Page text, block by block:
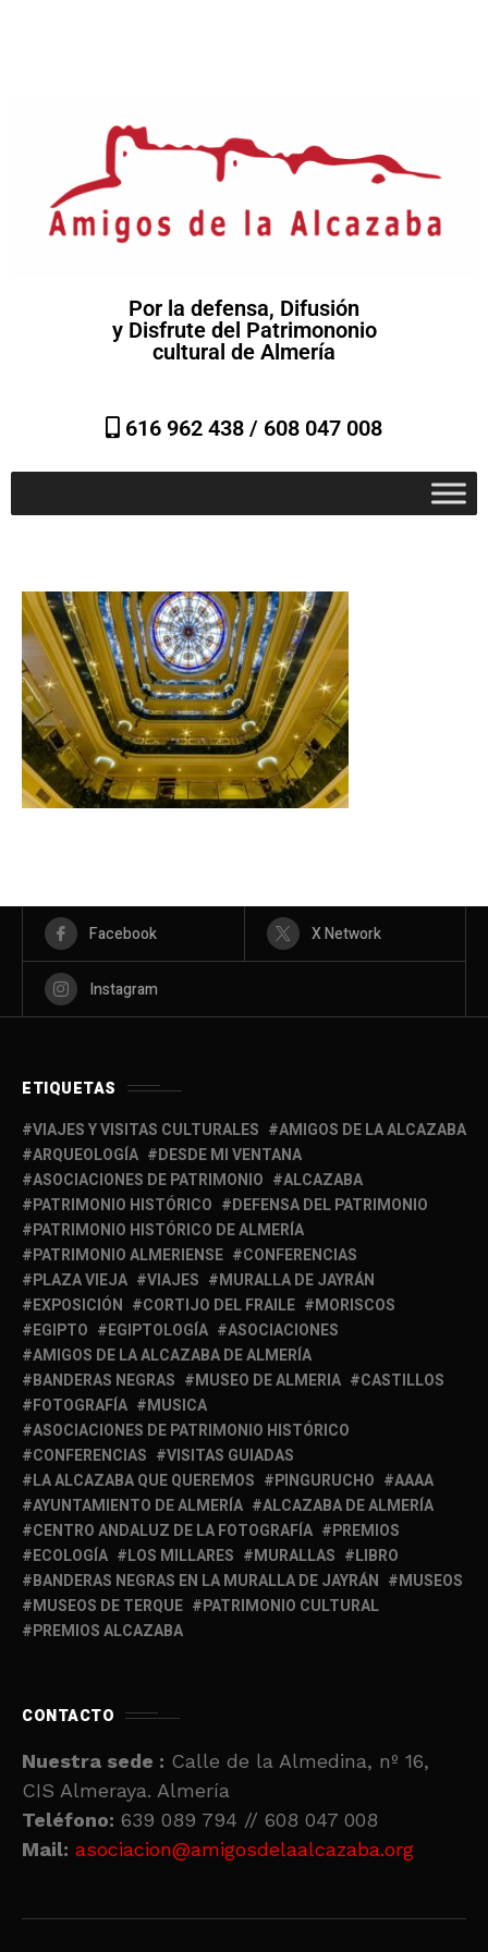
Por la defensa, Difusión
y Disfrute del Patrimononio
cultural de Almería
616 962 438 / 608 047 008
Facebook X Network
Instagram
ETIQUETAS
VIAJES Y VISITAS CULTURALES
AMIGOS DE LA ALCAZABA
ARQUEOLOGÍA
DESDE MI VENTANA
ASOCIACIONES DE PATRIMONIO
ALCAZABA
PATRIMONIO HISTÓRICO
DEFENSA DEL PATRIMONIO
PATRIMONIO HISTÓRICO DE ALMERÍA
PATRIMONIO ALMERIENSE
CONFERENCIAS
PLAZA VIEJA
VIAJES
MURALLA DE JAYRÁN
EXPOSICIÓN
CORTIJO DEL FRAILE
MORISCOS
EGIPTO
EGIPTOLOGÍA
ASOCIACIONES
AMIGOS DE LA ALCAZABA DE ALMERÍA
BANDERAS NEGRAS
MUSEO DE ALMERIA
CASTILLOS
FOTOGRAFÍA
MUSICA
ASOCIACIONES DE PATRIMONIO HISTÓRICO
CONFERENCIAS
VISITAS GUIADAS
LA ALCAZABA QUE QUEREMOS
PINGURUCHO
AAAA
AYUNTAMIENTO DE ALMERÍA
ALCAZABA DE ALMERÍA
CENTRO ANDALUZ DE LA FOTOGRAFÍA
PREMIOS
ECOLOGÍA
LOS MILLARES MURALLAS
LIBRO
BANDERAS NEGRAS EN LA MURALLA DE JAYRÁN
MUSEOS
MUSEOS DE TERQUE
PATRIMONIO CULTURAL
PREMIOS ALCAZABA
CONTACTO
Nuestra sede : Calle de la Almedina, nº 16,
CIS Almeraya. Almería
Teléfono: 639 089 794 // 608 047 008
Mail: asociacion@amigosdelaalcazaba.org